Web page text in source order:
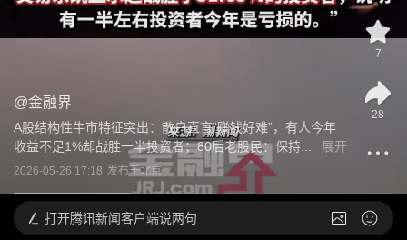
@金融界
A股结构性牛市特征突出：散户直言“赚钱好难”，有人今年
收益不足1%却战胜一半投资者；80后老股民：保持...
展开
2026-05-26 17:18 发布于北京
7
28
打开腾讯新闻客户端说两句